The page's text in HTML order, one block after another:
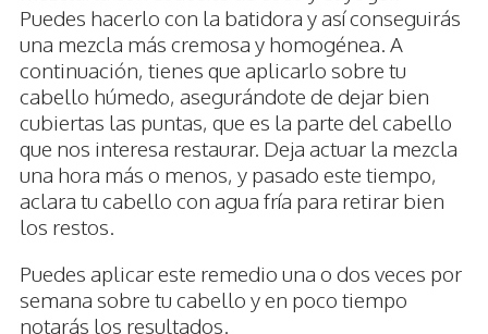
Puedes hacerlo con la batidora y así conseguirás
una mezcla más cremosa y homogénea. A
continuación, tienes que aplicarlo sobre tu
cabello húmedo, asegurándote de dejar bien
cubiertas las puntas, que es la parte del cabello
que nos interesa restaurar. Deja actuar la mezcla
una hora más o menos, y pasado este tiempo,
aclara tu cabello con agua fría para retirar bien
los restos.
Puedes aplicar este remedio una o dos veces por
semana sobre tu cabello y en poco tiempo
notarás los resultados.